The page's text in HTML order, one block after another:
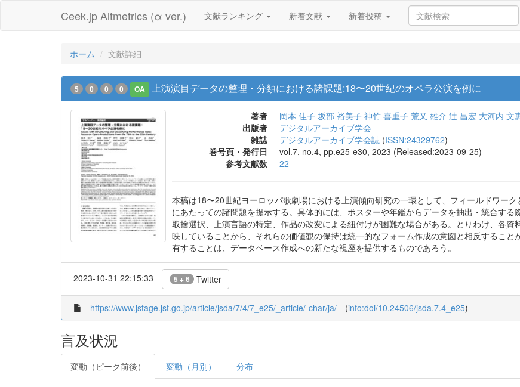
Ceek.jp Altmetrics (α ver.) 文献ランキング 新着文献 新着投稿
ホーム 文献詳細
5 0 0 0 OA 上演演目データの整理・分類における諸課題:18〜20世紀のオペラ公演を例に
著者 岡本 佳子 坂部 裕美子 神竹 喜重子 荒又 雄介 辻 昌宏 大河内 文
出版者
デジタルアーカイブ学会
雑誌
デジタルアーカイブ学会誌 (ISSN:24329762)
巻号頁・発行日
vol.7, no.4, pp.e25-e30, 2023 (Released:2023-09-25)
参考文献数
22
本稿は18〜20世紀ヨーロッパ歌劇場における上演傾向研究の一環として、フィールドワー
にあたっての諸問題を提示する。具体的には、ポスターや年鑑からデータを抽出・統合す
取捨選択、上演言語の特定、作品の改変による紐付けが困難な場合がある。とりわけ、各
映していることから、それらの価値観の保持は統一的なフォーム作成の意図と相反するこ
有することは、データベース作成への新たな視座を提供するものであろう。
2023-10-31 22:15:33 5 + 6 Twitter
https://www.jstage.jst.go.jp/article/jsda/7/4/7_e25/_article/-char/ja/ (info:doi/10.24506/jsda.7.4_e25)
言及状況
変動（ピーク前後） 変動（月別） 分布